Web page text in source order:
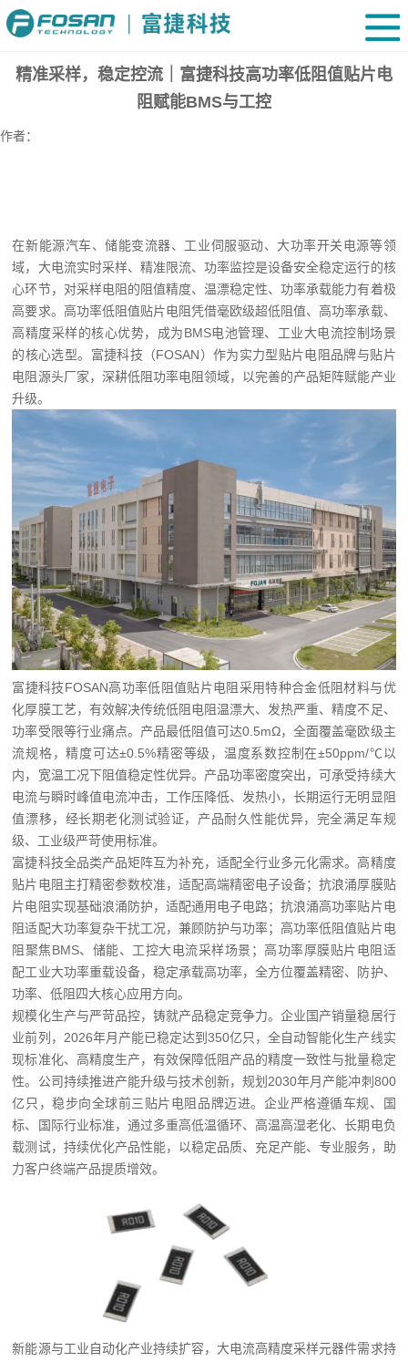
精准采样，稳定控流｜富捷科技高功率低阻值贴片电
阻赋能BMS与工控
作者：
在新能源汽车、储能变流器、工业伺服驱动、大功率开关电源等领
域，大电流实时采样、精准限流、功率监控是设备安全稳定运行的核
心环节，对采样电阻的阻值精度、温漂稳定性、功率承载能力有着极
高要求。高功率低阻值贴片电阻凭借毫欧级超低阻值、高功率承载、
高精度采样的核心优势，成为BMS电池管理、工业大电流控制场景
的核心选型。富捷科技（FOSAN）作为实力型贴片电阻品牌与贴片
电阻源头厂家，深耕低阻功率电阻领域，以完善的产品矩阵赋能产业
升级。
富捷科技FOSAN高功率低阻值贴片电阻采用特种合金低阻材料与优
化厚膜工艺，有效解决传统低阻电阻温漂大、发热严重、精度不足、
功率受限等行业痛点。产品最低阻值可达0.5mΩ，全面覆盖毫欧级主
流规格，精度可达±0.5%精密等级，温度系数控制在±50ppm/℃以
内，宽温工况下阻值稳定性优异。产品功率密度突出，可承受持续大
电流与瞬时峰值电流冲击，工作压降低、发热小，长期运行无明显阻
值漂移，经长期老化测试验证，产品耐久性能优异，完全满足车规
级、工业级严苛使用标准。
富捷科技全品类产品矩阵互为补充，适配全行业多元化需求。高精度
贴片电阻主打精密参数校准，适配高端精密电子设备；抗浪涌厚膜贴
片电阻实现基础浪涌防护，适配通用电子电路；抗浪涌高功率贴片电
阻适配大功率复杂干扰工况，兼顾防护与功率；高功率低阻值贴片电
阻聚焦BMS、储能、工控大电流采样场景；高功率厚膜贴片电阻适
配工业大功率重载设备，稳定承载高功率，全方位覆盖精密、防护、
功率、低阻四大核心应用方向。
规模化生产与严苛品控，铸就产品稳定竞争力。企业国产销量稳居行
业前列，2026年月产能已稳定达到350亿只，全自动智能化生产线实
现标准化、高精度生产，有效保障低阻产品的精度一致性与批量稳定
性。公司持续推进产能升级与技术创新，规划2030年月产能冲刺800
亿只，稳步向全球前三贴片电阻品牌迈进。企业严格遵循车规、国
标、国际行业标准，通过多重高低温循环、高温高湿老化、长期电负
载测试，持续优化产品性能，以稳定品质、充足产能、专业服务，助
力客户终端产品提质增效。
新能源与工业自动化产业持续扩容，大电流高精度采样元器件需求持